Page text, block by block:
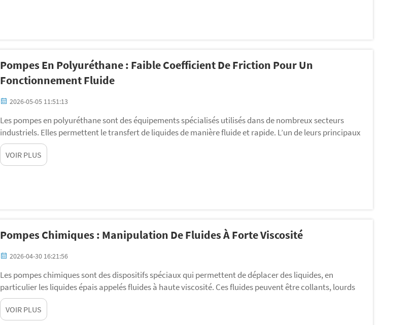
Pompes En Polyuréthane : Faible Coefficient De Friction Pour Un
Fonctionnement Fluide
2026-05-05 11:51:13
Les pompes en polyuréthane sont des équipements spécialisés utilisés dans de nombreux secteurs
industriels. Elles permettent le transfert de liquides de manière fluide et rapide. L’un de leurs principaux
atouts est leur faible niveau de friction, ce qui facilite le glissement des pièces internes les unes contre
les autres. Ainsi, t...
VOIR PLUS
Pompes Chimiques : Manipulation De Fluides À Forte Viscosité
2026-04-30 16:21:56
Les pompes chimiques sont des dispositifs spéciaux qui permettent de déplacer des liquides, en
particulier les liquides épais appelés fluides à haute viscosité. Ces fluides peuvent être collants, lourds
ou difficiles à faire circuler. Imaginez essayer de verser du miel : ce n’est pas facile, car il est épais. Pour
les industries t...
VOIR PLUS